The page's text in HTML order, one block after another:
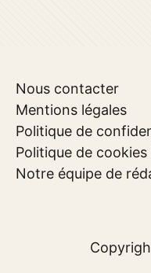
Nous contacter
Mentions légales
Politique de
Politique de cookies
Notre équipe de